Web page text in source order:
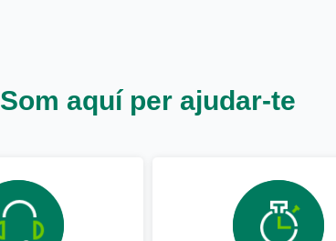
Som aquí per ajudar-te